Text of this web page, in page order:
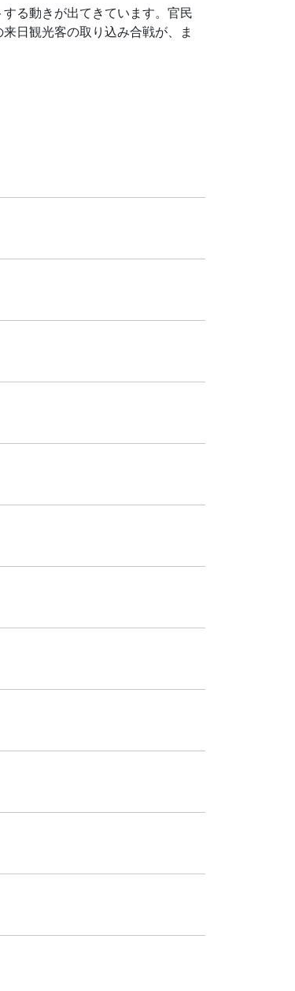
る動きが出てきています。官民
日観光客の取り込み合戦が、ま